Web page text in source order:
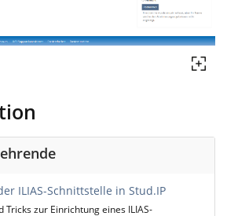
ILIAS-Schnittstelle in Stud.IP
Tricks zur Einrichtung eines ILIAS-